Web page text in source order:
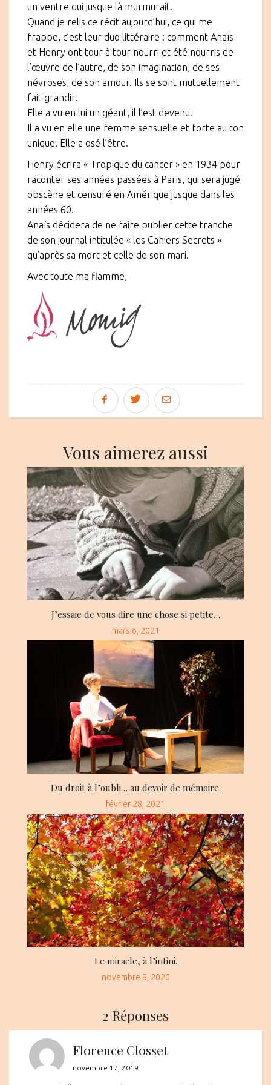
un ventre qui jusque là murmurait.
Quand je relis ce récit aujourd’hui, ce qui me
frappe, c’est leur duo littéraire : comment Anaïs
et Henry ont tour à tour nourri et été nourris de
l’œuvre de l’autre, de son imagination, de ses
névroses, de son amour. Ils se sont mutuellement
fait grandir.
Elle a vu en lui un géant, il l’est devenu.
Il a vu en elle une femme sensuelle et forte au ton
unique. Elle a osé l’être.
Henry écrira « Tropique du cancer » en 1934 pour
raconter ses années passées à Paris, qui sera jugé
obscène et censuré en Amérique jusque dans les
années 60.
Anaïs décidera de ne faire publier cette tranche
de son journal intitulée « les Cahiers Secrets »
qu’après sa mort et celle de son mari.
Avec toute ma flamme,
Vous aimerez aussi
J’essaie de vous dire une chose si petite…
Posted
on
mars 6, 2021
Du droit à l’oubli… au devoir de mémoire.
Posted
on
février 28, 2021
Le miracle, à l’infini.
Posted
novembre 8, 2020
2 Réponses
Florence Closset
novembre 17, 2019